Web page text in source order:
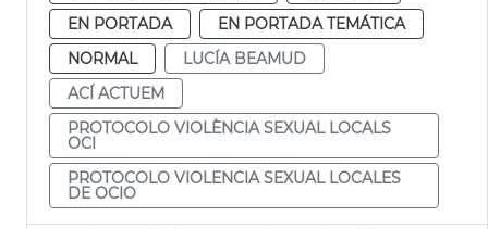
EN PORTADA
EN PORTADA TEMÁTICA
NORMAL
LUCÍA BEAMUD
ACÍ ACTUEM
PROTOCOLO VIOLÈNCIA SEXUAL LOCALS
OCI
PROTOCOLO VIOLENCIA SEXUAL LOCALES
DE OCIO